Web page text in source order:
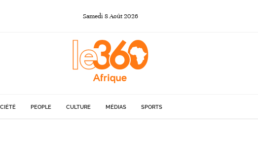
Samedi 8Août2026
PEOPLE CULTURE MÉDIAS SPORTS